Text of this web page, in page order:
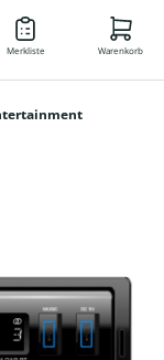
DE
Merkliste Warenkorb